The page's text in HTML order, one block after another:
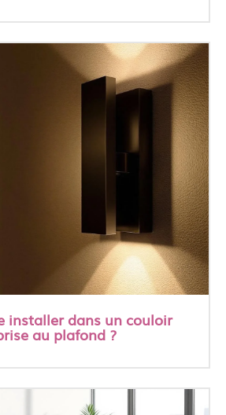
installer dans un couloir
au plafond ?